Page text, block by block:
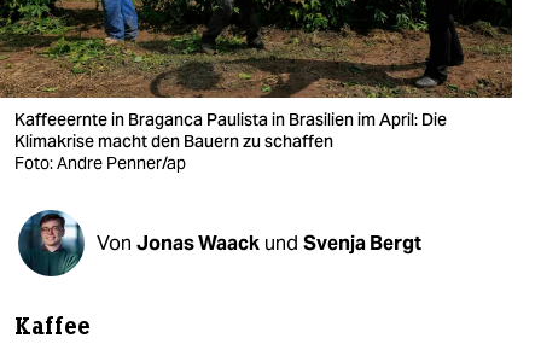
veranstaltungen
shop
fragen & hilfe
unterstützen
abo
genossenschaft
epaper login
Kaffeeernte in Braganca Paulista in Brasilien im April: Die
Klimakrise macht den Bauern zu schaffen
Foto: Andre Penner/ap
Von Jonas Waack und Svenja Bergt
Kaffee